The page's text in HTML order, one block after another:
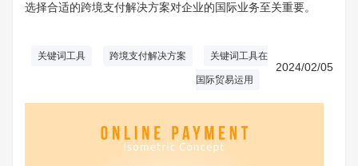
选择合适的跨境支付解决方案对企业的国际业务至关重要。
关键词工具 跨境支付解决方案 关键词工具在
国际贸易运用
2024/02/05